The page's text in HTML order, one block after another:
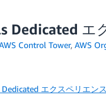
Dedicated エ
Control Tower, AWS
エクスペリエンス